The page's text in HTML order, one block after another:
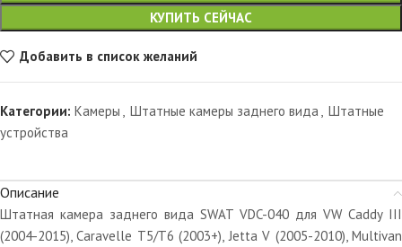
КУПИТЬ СЕЙЧАС
Добавить в список желаний
Категории: Камеры , Штатные камеры заднего вида , Штатные
устройства
Описание
Штатная камера заднего вида SWAT VDC-040 для VW Caddy III
(2004-2015), Caravelle T5/T6 (2003+), Jetta V (2005-2010), Multivan